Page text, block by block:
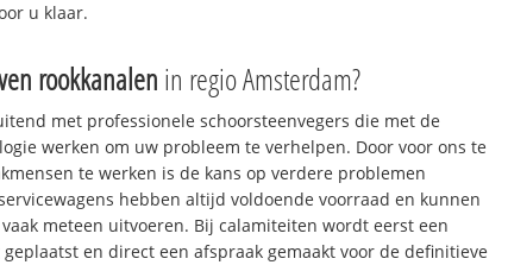
u klaar.
rookkanalen in regio Amsterdam?
met professionele schoorsteenvegers die met de
werken om uw probleem te verhelpen. Door voor ons te
te werken is de kans op verdere problemen
hebben altijd voldoende voorraad en kunnen
meteen uitvoeren. Bij calamiteiten wordt eerst een
en direct een afspraak gemaakt voor de definitieve